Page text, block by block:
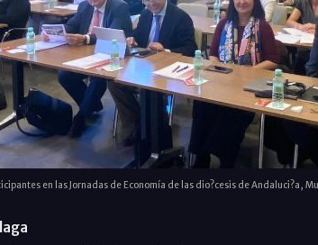
en las Jornadas de Economía de las dio?cesis de Andaluci?a,